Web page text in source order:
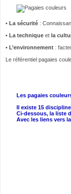
• La sécurité :
• La technique et la
• L’environnement :
Le référentiel pagaies
Les pagaies
Il existe 15
Ci-dessous, la liste
Avec les liens vers